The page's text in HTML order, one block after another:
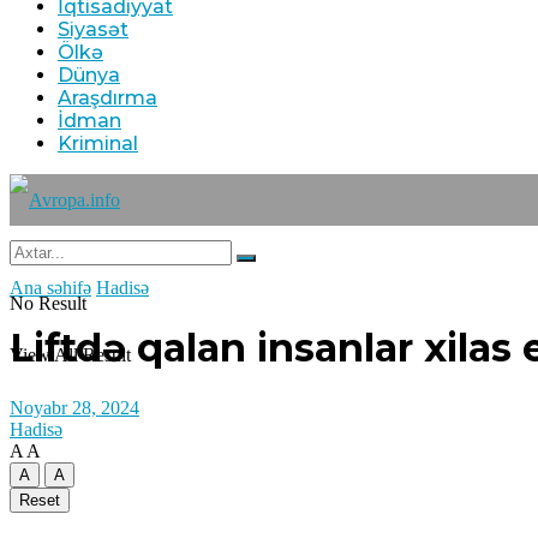
İqtisadiyyat
Siyasət
Ölkə
Dünya
Araşdırma
İdman
Kriminal
No Result
View All Result
Ana səhifə Hadisə
Liftdə qalan insanlar xilas
Noyabr 28, 2024
Hadisə
A A
A
A
Reset